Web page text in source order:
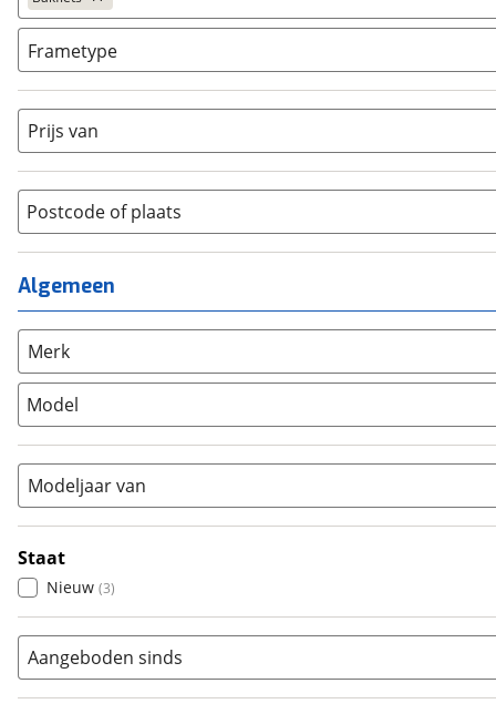
Niet elektrisch (0)
BMX / Freestyle fiets (0)
Cruiserfiets
Jeugdfiets (0)
Kinderfiets (0)
Ligfiets (0)
Mountainbike
Overig (0)
Racefiets
Stadsfiets (0)
Tandem
Vouwfiets (0)
Frametype
Dames (0)
Dames monotube
Heren (0)
Jongens
Lage instap (0)
Meisjes
Prijs van
Postcode of plaats
Algemeen
Merk
Model
Modeljaar van
Staat
Nieuw (3)
Aangeboden sinds